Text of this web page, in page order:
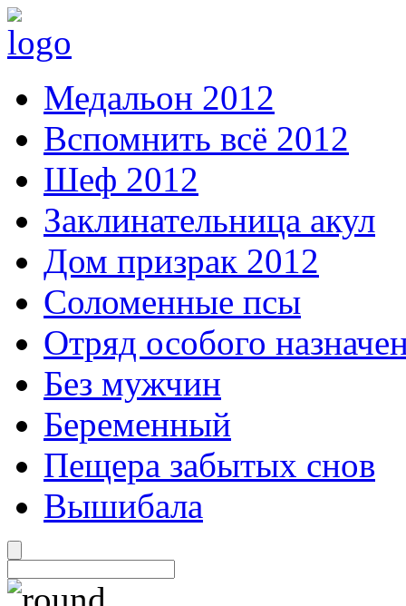
Медальон 2012
Вспомнить всё 2012
Шеф 2012
Заклинательница акул
Дом призрак 2012
Соломенные псы
Отряд особого
Без мужчин
Беременный
Пещера забытых снов
Вышибала